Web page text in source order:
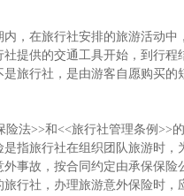
，在旅行社安排的旅游活动
提供的交通工具开始，到行
旅行社，是由游客自愿购买的
>>和<<旅行社管理条例>>的
旅行社在组织团队旅游时，
事故，按合同约定由承保保险
社，办理旅游意外保险时，应